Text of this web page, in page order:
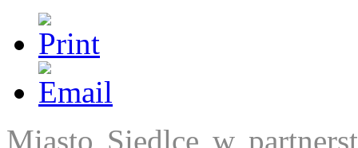
Miasto Siedlce w